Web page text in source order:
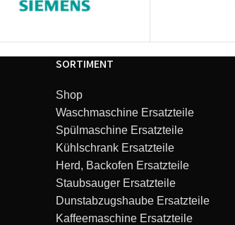
SORTIMENT
Shop
Waschmaschine Ersatzteile
Spülmaschine Ersatzteile
Kühlschrank Ersatzteile
Herd, Backofen Ersatzteile
Staubsauger Ersatzteile
Dunstabzugshaube Ersatzteile
Kaffeemaschine Ersatzteile